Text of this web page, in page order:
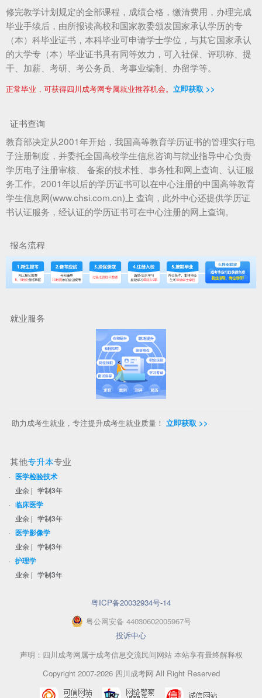
修完教学计划规定的全部课程，成绩合格，缴清费用，办理完成
毕业手续后，由所报读高校和国家教委颁发国家承认学历的专
（本）科毕业证书，本科毕业可申请学士学位，与其它国家承认
的大学专（本）毕业证书具有同等效力，可入社保、评职称、提
干、加薪、考研、考公务员、考事业编制、办留学等。
正常毕业，可获得四川成考网专属就业推荐机会。 立即获取 >>
证书查询
教育部决定从2001年开始，我国高等教育学历证书的管理实行电
子注册制度，并委托全国高校学生信息咨询与就业指导中心负责
学历电子注册审核、 备案的技术性、事务性和网上查询、认证服
务工作。2001年以后的学历证书可以在中心注册的中国高等教育
学生信息网(www.chsi.com.cn)上 查询，此外中心还提供学历证
书认证服务，经认证的学历证书可在中心注册的网上查询。
报名流程
就业服务
助力成考生就业，专注提升成考生就业质量！ 立即获取 >>
其他专升本专业
· 医学检验技术
业余 | 学制3年
· 临床医学
业余 | 学制3年
· 医学影像学
业余 | 学制3年
· 护理学
业余 | 学制3年
粤ICP备20032934号-14
粤公网安备 44030602005967号
投诉中心
声明：四川成考网属于成考信息交流民间网站 本站享有最终解释权
Copyright 2007-2026 四川成考网 All Right Reserved